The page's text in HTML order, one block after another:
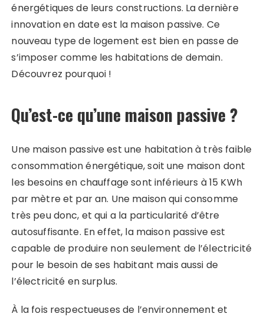
énergétiques de leurs constructions. La dernière
innovation en date est la maison passive. Ce
nouveau type de logement est bien en passe de
s’imposer comme les habitations de demain.
Découvrez pourquoi !
Qu’est-ce qu’une maison passive ?
Une maison passive est une habitation à très faible
consommation énergétique, soit une maison dont
les besoins en chauffage sont inférieurs à 15 KWh
par mètre et par an. Une maison qui consomme
très peu donc, et qui a la particularité d’être
autosuffisante. En effet, la maison passive est
capable de produire non seulement de l’électricité
pour le besoin de ses habitant mais aussi de
l’électricité en surplus.
À la fois respectueuses de l’environnement et